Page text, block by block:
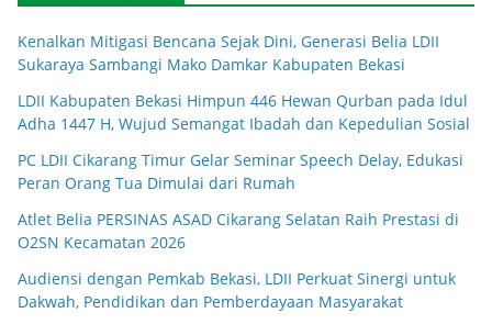
Kenalkan Mitigasi Bencana Sejak Dini, Generasi Belia LDII
Sukaraya Sambangi Mako Damkar Kabupaten Bekasi
LDII Kabupaten Bekasi Himpun 446 Hewan Qurban pada Idul
Adha 1447 H, Wujud Semangat Ibadah dan Kepedulian Sosial
PC LDII Cikarang Timur Gelar Seminar Speech Delay, Edukasi
Peran Orang Tua Dimulai dari Rumah
Atlet Belia PERSINAS ASAD Cikarang Selatan Raih Prestasi di
O2SN Kecamatan 2026
Audiensi dengan Pemkab Bekasi, LDII Perkuat Sinergi untuk
Dakwah, Pendidikan dan Pemberdayaan Masyarakat